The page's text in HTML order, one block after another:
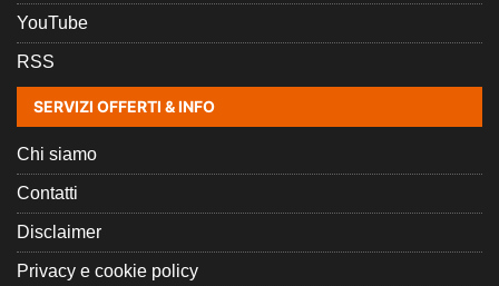
YouTube
RSS
SERVIZI OFFERTI & INFO
Chi siamo
Contatti
Disclaimer
Privacy e cookie policy